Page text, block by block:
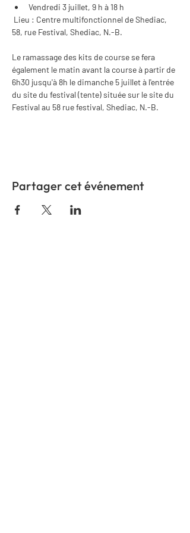
Vendredi 3 juillet, 9 h à 18 h
Lieu : Centre multifonctionnel de Shediac,
58, rue Festival, Shediac, N.-B.
Le ramassage des kits de course se fera
également le matin avant la course à partir de
6h30 jusqu'à 8h le dimanche 5 juillet à l'entrée
du site du festival (tente) située sur le site du
Festival au 58 rue festival, Shediac, N.-B.
Partager cet événement